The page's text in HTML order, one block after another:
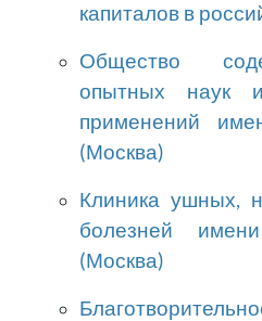
капиталов в
Общество
опытных наук
применений
(Москва)
Клиника ушных,
болезней
(Москва)